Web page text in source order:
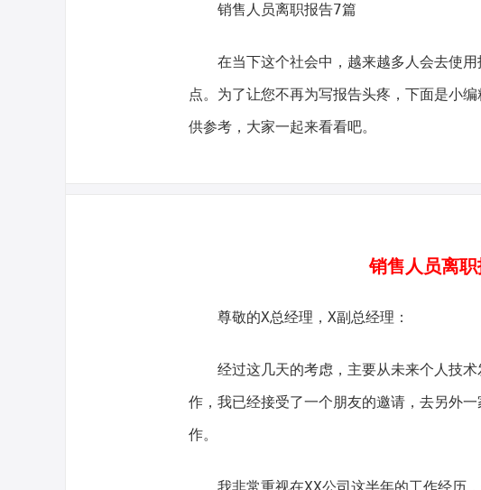
销售人员离职报告7篇
在当下这个社会中，越来越多人会去使
点。为了让您不再为写报告头疼，下面是小
供参考，大家一起来看看吧。
销售人员离职
尊敬的X总经理，X副总经理：
经过这几天的考虑，主要从未来个人技
作，我已经接受了一个朋友的邀请，去另外
作。